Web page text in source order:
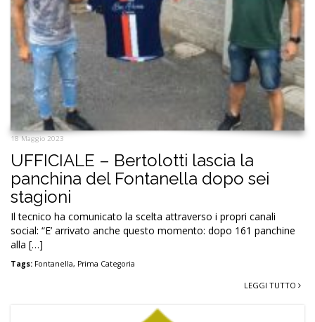
18 Maggio 2023
UFFICIALE – Bertolotti lascia la
panchina del Fontanella dopo sei
stagioni
Il tecnico ha comunicato la scelta attraverso i propri canali
social: “E’ arrivato anche questo momento: dopo 161 panchine
alla […]
Tags: Fontanella, Prima Categoria
LEGGI TUTTO